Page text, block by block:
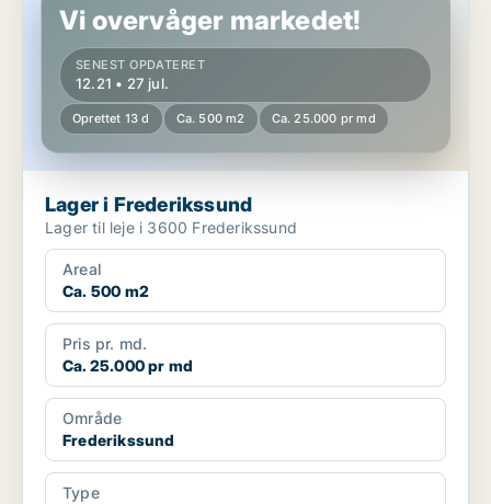
Vi overvåger markedet!
SENEST OPDATERET
12.21 • 27 jul.
Oprettet 13 d Ca. 500 m2 Ca. 25.000 pr md
Lager i Frederikssund
Lager til leje i 3600 Frederikssund
Areal
Ca. 500 m2
Pris pr. md.
Ca. 25.000 pr md
Område
Frederikssund
Type